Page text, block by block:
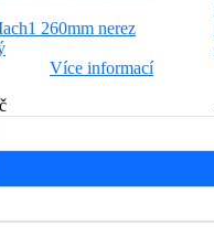
260mm nerez
Více informací